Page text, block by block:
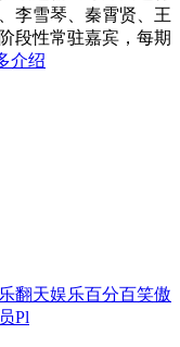
李雪琴、秦霄贤、王
段性常驻嘉宾，每期
介绍
翻天娱乐百分百笑傲
Pl